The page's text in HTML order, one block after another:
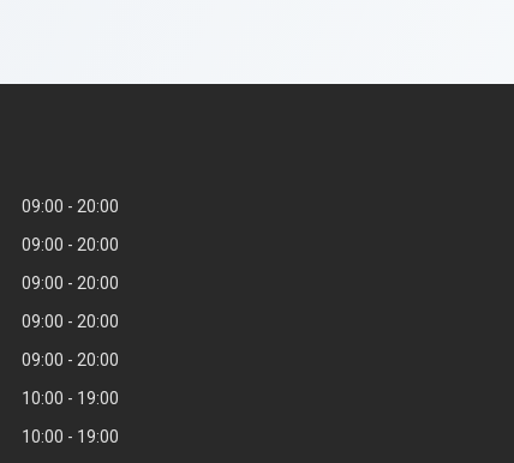
09:00
20:00
09:00
20:00
09:00
20:00
09:00
20:00
09:00
20:00
10:00
19:00
10:00 19:00